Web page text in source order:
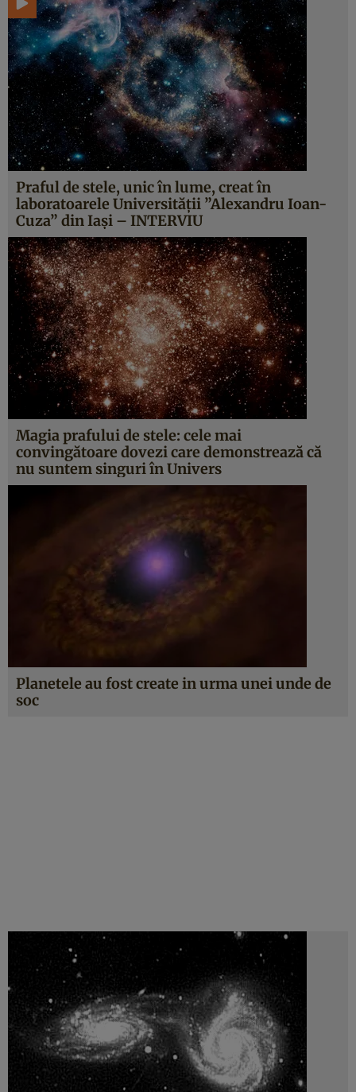
Praful de stele, unic în lume, creat în
laboratoarele Universităţii ”Alexandru Ioan-
Cuza” din Iaşi – INTERVIU
Magia prafului de stele: cele mai
convingătoare dovezi care demonstrează că
nu suntem singuri în Univers
Planetele au fost create in urma unei unde de
soc